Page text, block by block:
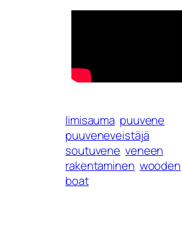
limisauma puuvene
puuveneveistäjä
soutuvene veneen
rakentaminen wooden
boat